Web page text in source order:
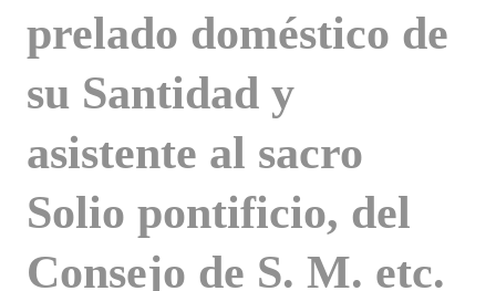
prelado doméstico de
su Santidad y
asistente al sacro
Solio pontificio, del
Consejo de S. M. etc.